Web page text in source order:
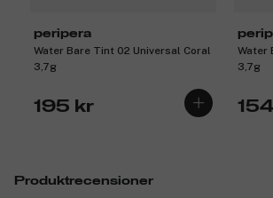
peripera
Water Bare Tint 02 Universal Coral
3,7g
195 kr
Water
3,7g
Produktrecensioner